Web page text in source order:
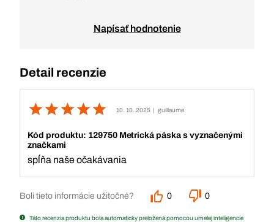
Napísať hodnotenie
Detail recenzie
10. 10. 2025 | guillaume
Kód produktu: 129750 Metrická páska s vyznačenými
značkami
spĺňa naše očakávania
Boli tieto informácie užitočné? 0 0
Táto recenzia produktu bola automaticky preložená pomocou umelej inteligencie